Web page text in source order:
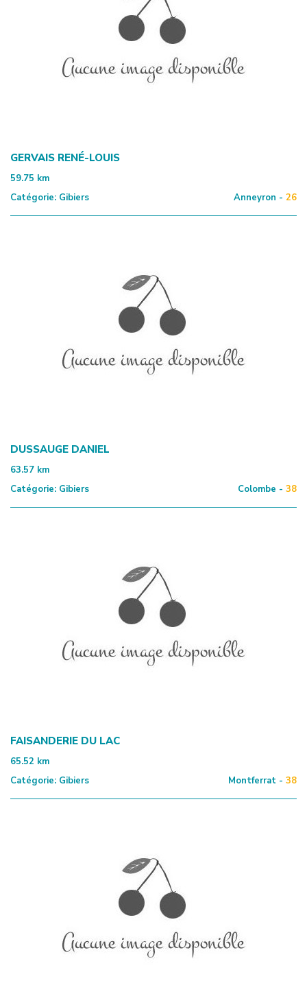
GERVAIS RENÉ-LOUIS
59.75 km
Catégorie: Gibiers Anneyron - 26
DUSSAUGE DANIEL
63.57 km
Catégorie: Gibiers Colombe - 38
FAISANDERIE DU LAC
65.52 km
Catégorie: Gibiers Montferrat - 38